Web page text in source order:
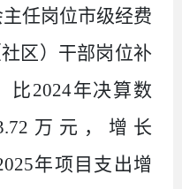
任岗位市级经费
区）干部岗位补
比2024年决算数
万元，增长
年项目支出增